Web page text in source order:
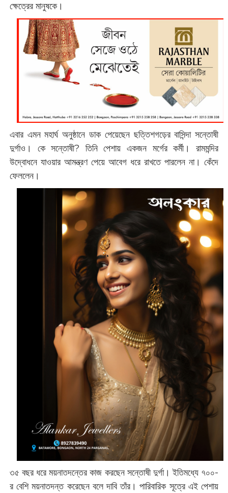
ক্ষেত্রের মানুষকে।
এবার এমন মহার্ঘ অনুষ্ঠানে ডাক পেয়েছেন ছত্তিশগড়ের বাসিন্দা সন্তোষী
দুর্গাও। কে সন্তোষী? তিনি পেশায় একজন মর্গের কর্মী। রামমন্দির
উদ্বোধনে যাওয়ার আমন্ত্রণ পেয়ে আবেগ ধরে রাখতে পারলেন না। কেঁদে
ফেললেন।
৩৫ বছর ধরে ময়নাতদন্তের কাজ করছেন সন্তোষী দুর্গা। ইতিমধ্যে ৭০০-
র বেশি ময়নাতদন্ত করেছেন বলে দাবি তাঁর। পারিবারিক সূত্রে এই পেশায়